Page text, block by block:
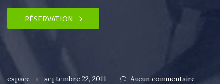
RÉSERVATION
espace septembre 22, 2011 Aucun commentaire